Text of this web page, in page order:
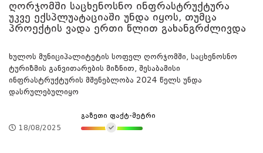
ღორჯომში საცხენოსნო ინფრასტრუქტურა
უკვე ექსპლუატაციაში უნდა იყოს, თუმცა
პროექტის ვადა ერთი წლით გახანგრძლივდა
ხულოს მუნიციპალიტეტის სოფელ ღორჯომში, საცხენოსნო
ტურიზმის განვითარების მიზნით, შესაბამისი
ინფრასტრუქტურის მშენებლობა 2024 წელს უნდა
დასრულებულიყო
18/08/2025
გაზეთი ფაქტ-მეტრი